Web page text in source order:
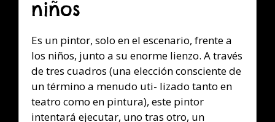
niños
Es un pintor, solo en el escenario, frente a
los niños, junto a su enorme lienzo. A través
de tres cuadros (una elección consciente de
un término a menudo uti- lizado tanto en
teatro como en pintura), este pintor
intentará ejecutar, uno tras otro, un